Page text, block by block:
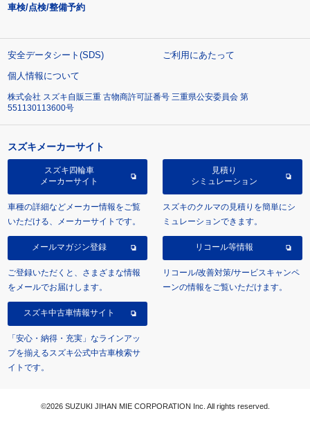
車検/点検/整備予約
安全データシート(SDS)
ご利用にあたって
個人情報について
株式会社 スズキ自販三重 古物商許可証番号 三重県公安委員会 第
551130113600号
スズキメーカーサイト
スズキ四輪車
メーカーサイト
車種の詳細などメーカー情報をご覧
いただける、メーカーサイトです。
見積り
シミュレーション
スズキのクルマの見積りを簡単にシ
ミュレーションできます。
メールマガジン登録
ご登録いただくと、さまざまな情報
をメールでお届けします。
リコール等情報
リコール/改善対策/サービスキャンペ
ーンの情報をご覧いただけます。
スズキ中古車情報サイト
「安心・納得・充実」なラインアッ
プを揃えるスズキ公式中古車検索サ
イトです。
©2026 SUZUKI JIHAN MIE CORPORATION Inc. All rights reserved.